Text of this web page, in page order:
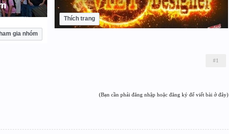
gia nhóm
Thích trang
#1
(Bạn cần phải đăng nhập hoặc đăng ký để viết bài ở đây)